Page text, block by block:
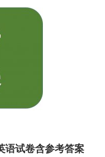
语试卷含参考答案